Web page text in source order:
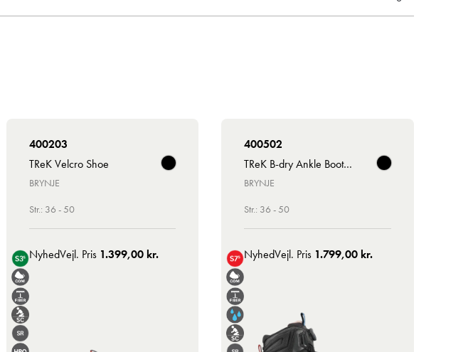
400203
TReK Velcro Shoe
BRYNJE
Str.: 36 - 50
NyhedVejl. Pris 1.399,00 kr.
400502
TReK B-dry Ankle Boot BOA
BRYNJE
Str.: 36 - 50
NyhedVejl. Pris 1.799,00 kr.